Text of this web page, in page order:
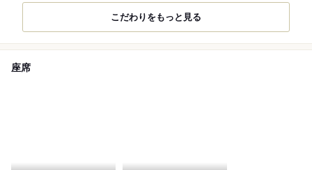
こだわりをもっと見る
座席